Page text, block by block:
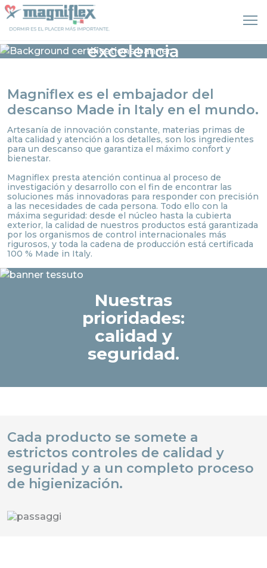
Magniflex. Una
excelencia
Magniflex es el embajador del
descanso Made in Italy en el mundo.
Artesanía de innovación constante, materias primas de
alta calidad y atención a los detalles, son los ingredientes
para un descanso que garantiza el máximo confort y
bienestar.
Magniflex presta atención continua al proceso de
investigación y desarrollo con el fin de encontrar las
soluciones más innovadoras para responder con precisión
a las necesidades de cada persona. Todo ello con la
máxima seguridad: desde el núcleo hasta la cubierta
exterior, la calidad de nuestros productos está garantizada
por los organismos de control internacionales más
rigurosos, y toda la cadena de producción está certificada
100 % Made in Italy.
Nuestras
prioridades:
calidad y
seguridad.
Cada producto se somete a
estrictos controles de calidad y
seguridad y a un completo proceso
de higienización.